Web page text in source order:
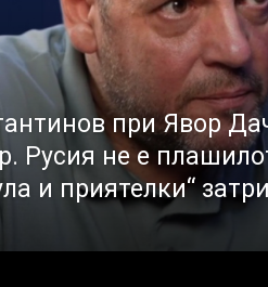
при Явор
Русия не е
и приятелки“